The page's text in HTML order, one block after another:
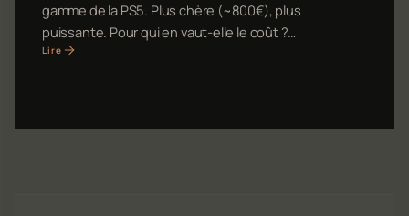
gamme de la PS5. Plus chère (~800€), plus
puissante. Pour qui en vaut-elle le coût ?…
Lire